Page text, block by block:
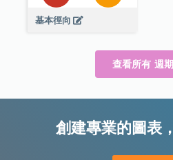
基本徑向
查看所有 週
創建專業的圖表